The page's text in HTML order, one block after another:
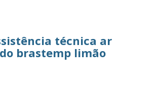
técnica ar
brastemp limão